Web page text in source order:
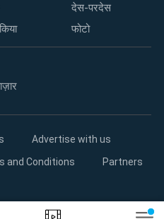
देस-परदेस
फोटो
Advertise with us
and Conditions
Partners
Limited. For reprint rights: